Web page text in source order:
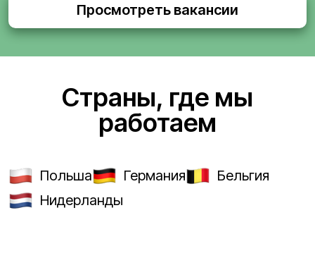
Просмотреть вакансии
Страны, где мы
работаем
Польша Германия
Бельгия
Нидерланды